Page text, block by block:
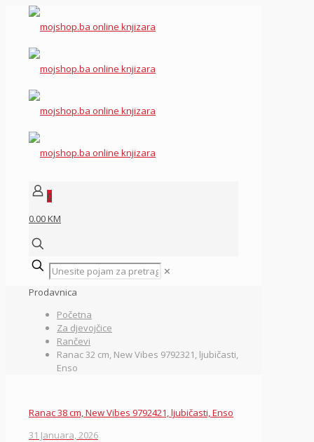
0
0.00 KM
✕
Prodavnica
Početna
Za djevojčice
Rančevi
Ranac 32 cm, New Vibes 9792321, ljubičasti,
Enso
Ranac 38 cm, New Vibes 9792421, ljubičasti, Enso
31 Januara, 2026